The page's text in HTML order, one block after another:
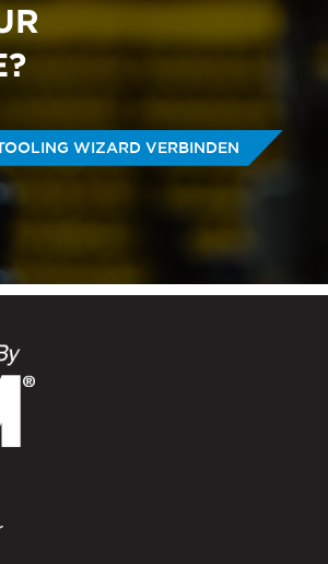
WIZARD VERBINDEN